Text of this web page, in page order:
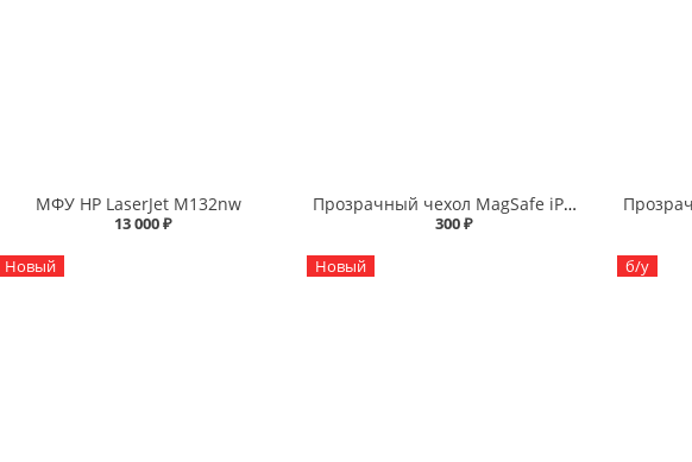
МФУ HP LaserJet M132nw
13 000 ₽
Прозрачный чехол MagSafe iPhone 14
300 ₽
Новый
Новый б/у